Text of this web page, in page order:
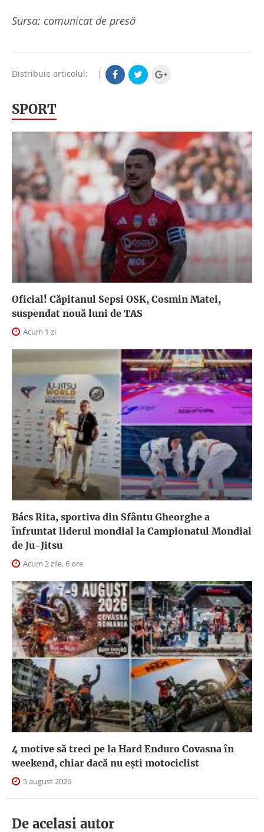
Sursa: comunicat de presă
Distribuie articolul: |
SPORT
Oficial! Căpitanul Sepsi OSK, Cosmin Matei,
suspendat nouă luni de TAS
Acum 1 zi
Bács Rita, sportiva din Sfântu Gheorghe a
înfruntat liderul mondial la Campionatul Mondial
de Ju-Jitsu
Acum 2 zile, 6 ore
4 motive să treci pe la Hard Enduro Covasna în
weekend, chiar dacă nu ești motociclist
5 august 2026
De acelasi autor